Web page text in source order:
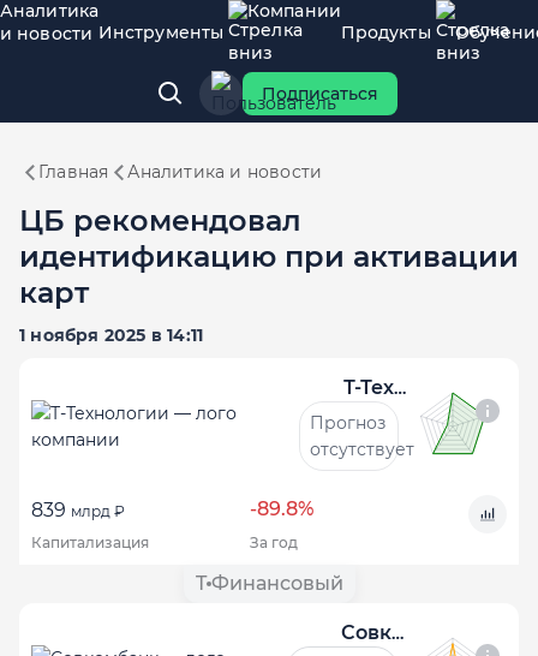
Аналитика
и новости Инструменты
Компании
Продукты
Подписаться
Главная Аналитика и новости
ЦБ рекомендовал
идентификацию при активации
карт
1 ноября 2025 в 14:11
Т-Технологии
Прогноз
отсутствует
839 млрд ₽ -89.8%
Капитализация За год
T Финансовый
Совкомбанк